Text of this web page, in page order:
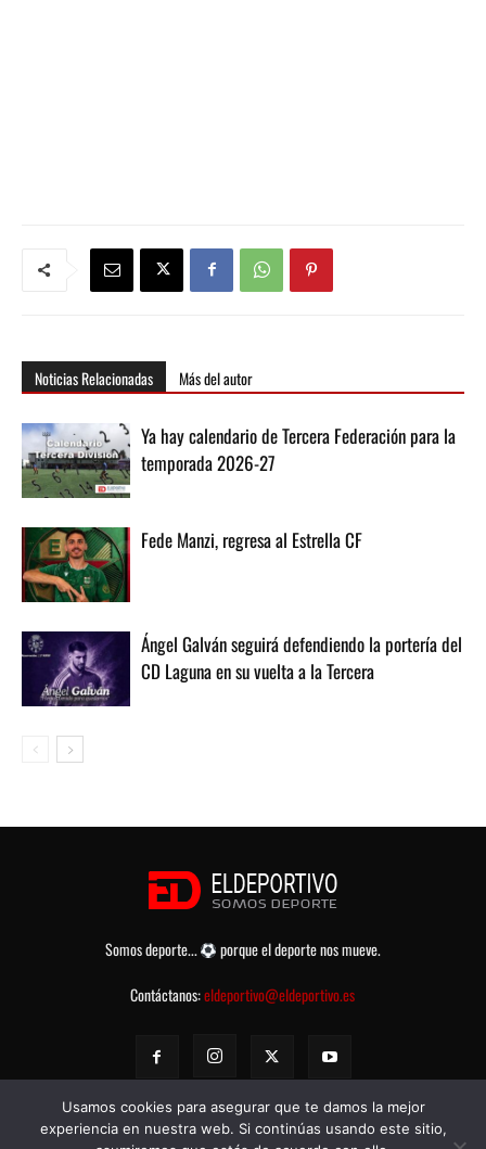
Noticias Relacionadas Más del autor
Ya hay calendario de Tercera Federación para la
temporada 2026-27
Fede Manzi, regresa al Estrella CF
Ángel Galván seguirá defendiendo la portería del
CD Laguna en su vuelta a la Tercera
Somos deporte...
porque el deporte nos mueve.
Contáctanos:eldeportivo@eldeportivo.es
Usamos cookies para asegurar que te damos la mejor
experiencia en nuestra web. Si continúas usando este sitio,